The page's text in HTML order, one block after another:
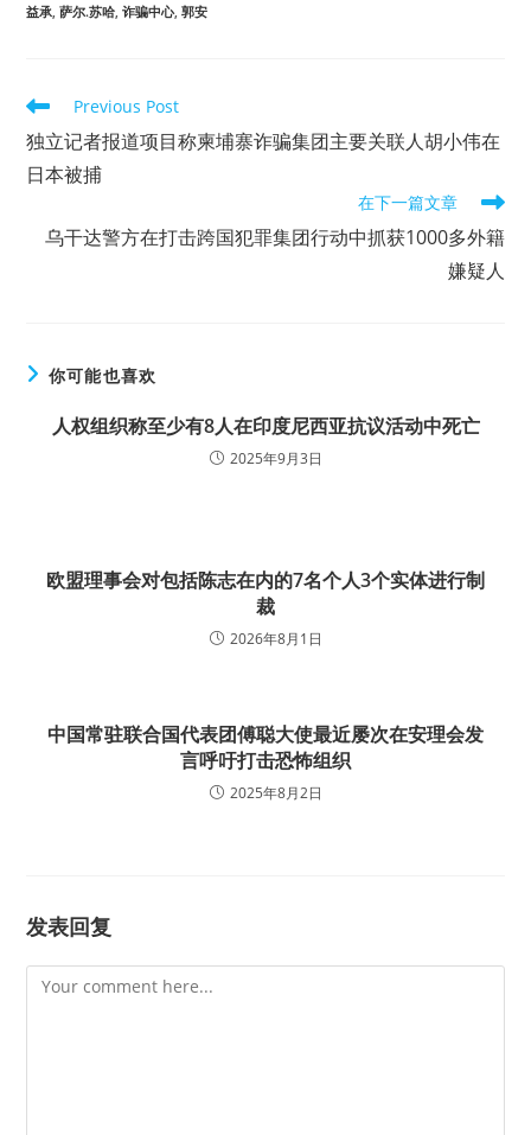
益承 萨尔.苏哈 诈骗中心, 郭安
Read
more
articles
Previous Post
独立记者报道项目称柬埔寨诈骗集团主要关联人胡小伟在
日本被捕
在下一篇文章
乌干达警方在打击跨国犯罪集团行动中抓获1000多外籍
嫌疑人
你可能也喜欢
人权组织称至少有8人在印度尼西亚抗议活动中死亡
2025年9月3日
欧盟理事会对包括陈志在内的7名个人3个实体进行制
裁
2026年8月1日
中国常驻联合国代表团傅聪大使最近屡次在安理会发
言呼吁打击恐怖组织
2025年8月2日
发表回复
Comment